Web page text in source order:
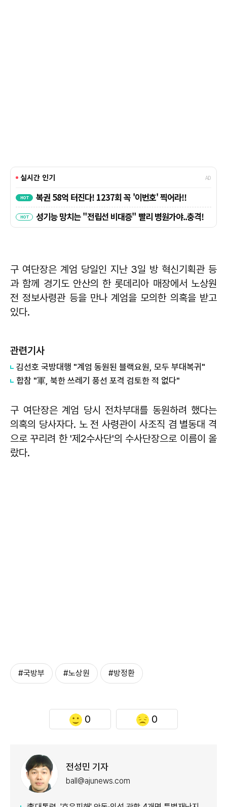
구 여단장은 계엄 당일인 지난 3일 방 혁신기획관 등
과 함께 경기도 안산의 한 롯데리아 매장에서 노상원
전 정보사령관 등을 만나 계엄을 모의한 의혹을 받고
있다.
관련기사
김선호 국방대행 "계엄 동원된 블랙요원, 모두 부대복귀"
합참 "軍, 북한 쓰레기 풍선 포격 검토한 적 없다"
구 여단장은 계엄 당시 전차부대를 동원하려 했다는
의혹의 당사자다. 노 전 사령관이 사조직 겸 별동대 격
으로 꾸리려 한 '제2수사단'의 수사단장으로 이름이 올
랐다.
#국방부 #노상원 #방정환
0 0
전성민 기자
ball@ajunews.com